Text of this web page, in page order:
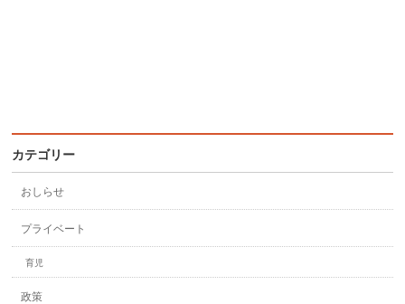
カテゴリー
おしらせ
プライベート
育児
政策